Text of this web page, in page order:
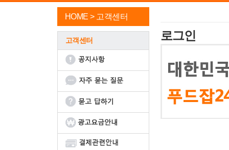
HOME > 고객센터
고객센터 로그인